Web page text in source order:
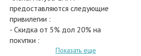
предоставляются следующие
привилегии :
- Скидка от 5% дол 20% на
покупки ;
-Дополнительная скидка к карте
Показать еще